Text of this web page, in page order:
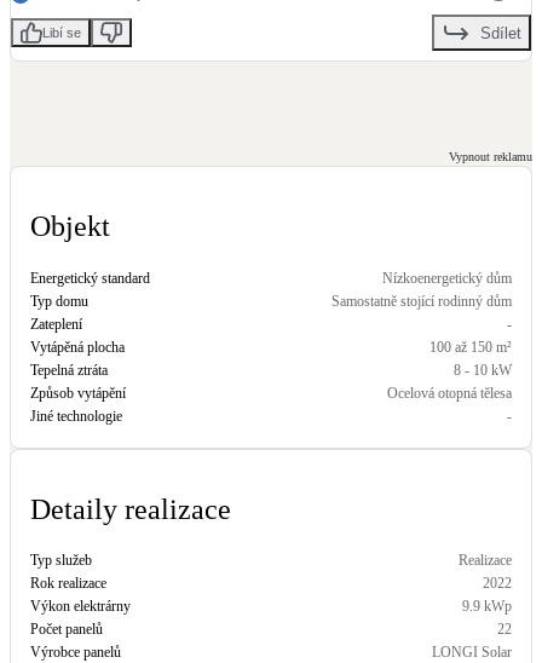
Vnitřní i venkovní
Objekt
Energetický standard
Nízkoenergetický dům
Typ domu
Samostatně stojící rodinný dům
Zateplení
-
Vytápěná plocha
100 až 150 m²
Tepelná ztráta
8 - 10 kW
Způsob vytápění
Ocelová otopná tělesa
Jiné technologie
-
Detaily realizace
Typ služeb
Realizace
Rok realizace
2022
Výkon elektrárny
9.9 kWp
Počet panelů
22
Výrobce panelů
LONGI Solar
Libí se Sdílet
Vypnout reklamu